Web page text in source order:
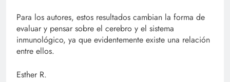
Para los autores, estos resultados cambian la forma de
evaluar y pensar sobre el cerebro y el sistema
inmunológico, ya que evidentemente existe una relación
entre ellos.
Esther R.